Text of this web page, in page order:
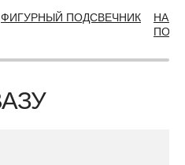
ФИГУРНЫЙ ПОДСВЕЧНИК